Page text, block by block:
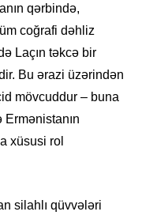
qərbində,
coğrafi dəhliz
Laçın təkcə bir
Bu ərazi üzərindən
mövcuddur – buna
Ermənistanın
xüsusi rol
silahlı qüvvələri